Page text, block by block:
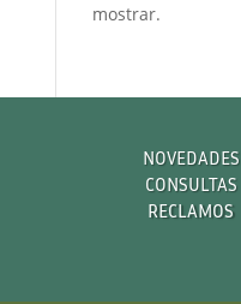
mostrar.
NOVEDADES
CONSULTAS
RECLAMOS